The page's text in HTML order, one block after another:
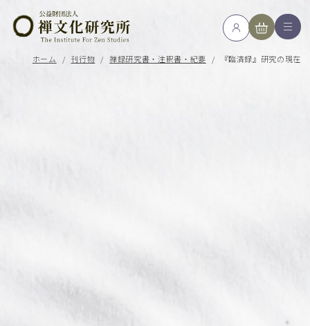
ホーム / 刊行物 / 禅録研究書・注釈書・紀要 / 『臨済録』研究の現在